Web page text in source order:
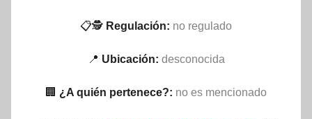
📋🕵 Regulación: no regulado
📍 Ubicación: desconocida
🏢 ¿A quién pertenece?: no es mencionado